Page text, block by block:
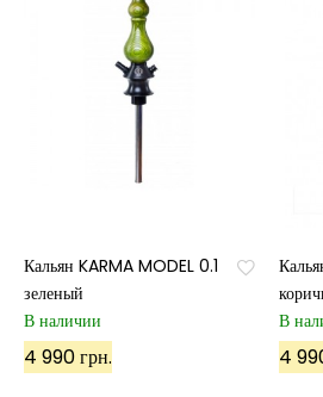
Кальян KARMA MODEL 0.1
зеленый
В наличии
4 990 грн.
В
4